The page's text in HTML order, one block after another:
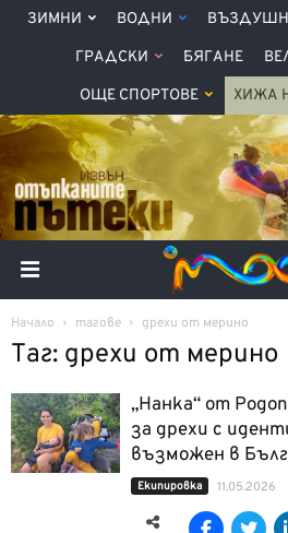
ЗИМНИ ВОДНИ
ГРАДСКИ БЯГАНЕ
ОЩЕ СПОРТОВЕ ХИЖА
Начало тагове дрехи от мерино
Таг: дрехи от мерино
„Нанка“ от
за дрехи с
възможен в
Екипировка 11.05.2026